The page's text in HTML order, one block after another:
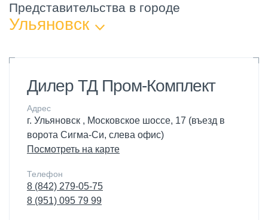
Представительства в городе
Ульяновск
Дилер ТД Пром-Комплект
Адрес
г. Ульяновск , Московское шоссе, 17 (въезд в
ворота Сигма-Си, слева офис)
Посмотреть на карте
Телефон
8 (842) 279-05-75
8 (951) 095 79 99